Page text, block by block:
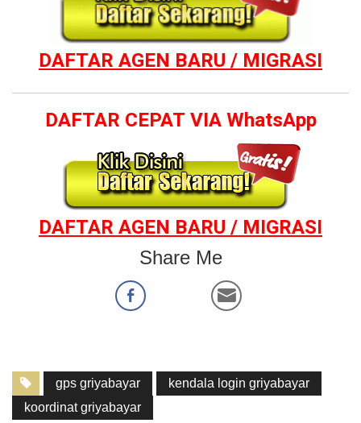
DAFTAR AGEN BARU / MIGRASI
DAFTAR CEPAT VIA WhatsApp
DAFTAR AGEN BARU / MIGRASI
Share Me
gps griyabayar
kendala login griyabayar
koordinat griyabayar